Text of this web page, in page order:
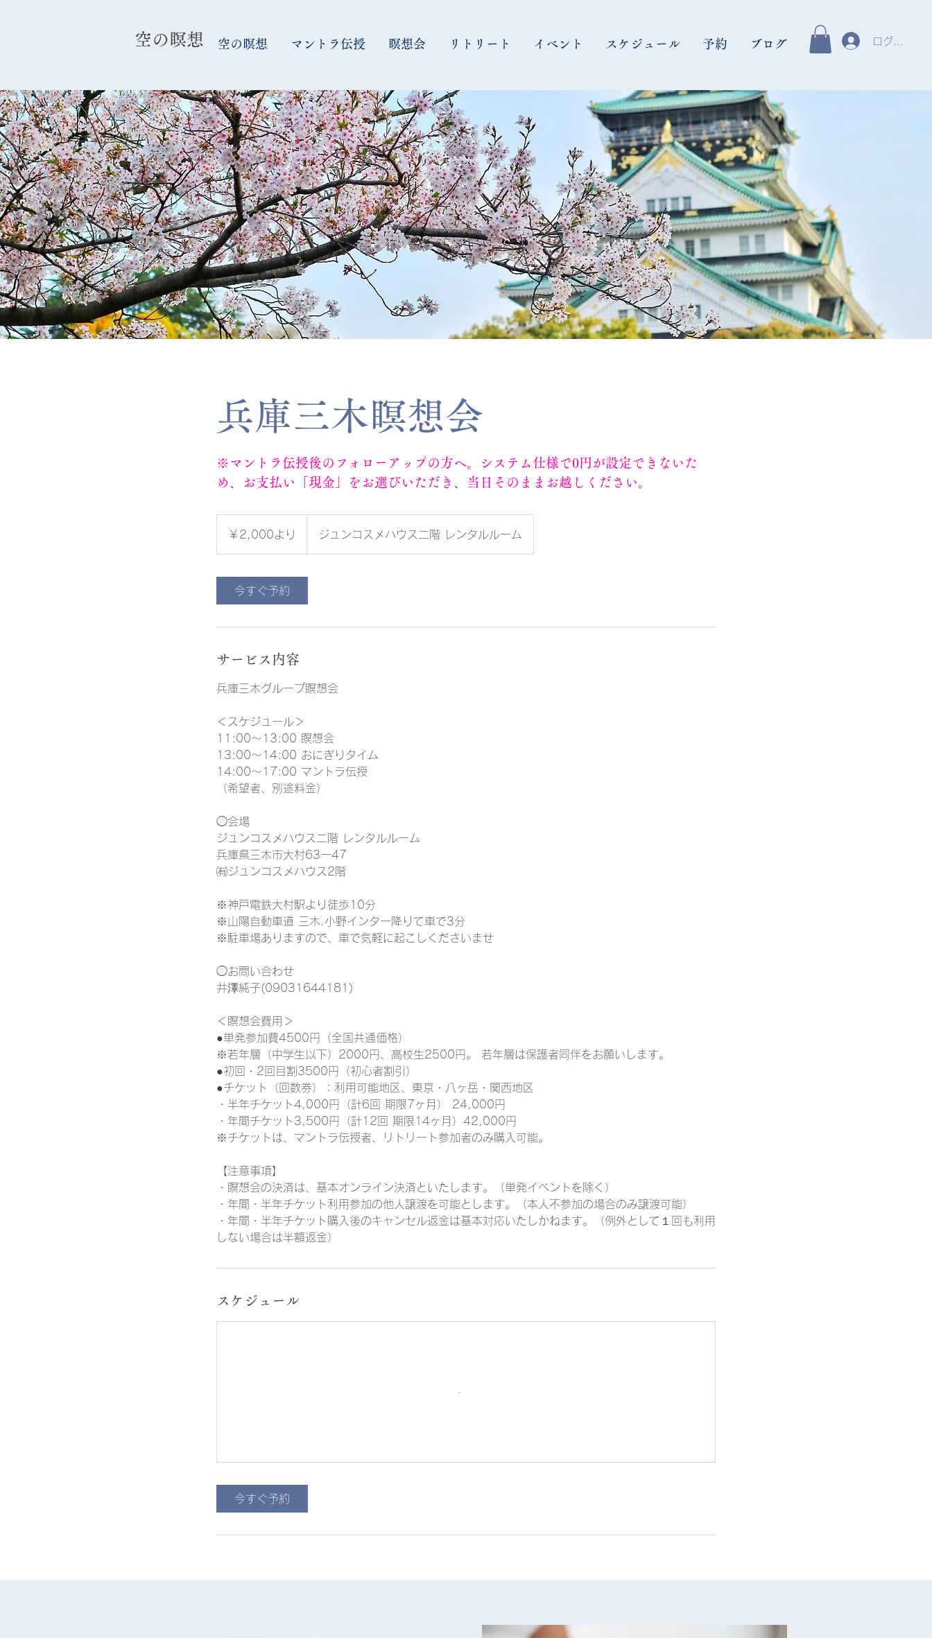
​空の瞑想 空の瞑想 マントラ伝授 瞑想会 リトリート イベント スケジュール 予約 ブログ ログイン
兵庫三木瞑想会
※マントラ伝授後のフォローアップの方へ。システム仕様で0円が設定できないた
め、お支払い「現金」をお選びいただき、当日そのままお越しください。
￥2,000より ジュンコスメハウス二階 レンタルルーム
今すぐ予約
サービス内容
兵庫三木グループ瞑想会
＜スケジュール＞
11:00〜13:00 瞑想会
13:00〜14:00 おにぎりタイム
14:00〜17:00 マントラ伝授
（希望者、別途料金）
◯会場
ジュンコスメハウス二階 レンタルルーム
兵庫県三木市大村63ー47
㈲ジュンコスメハウス2階
※神戸電鉄大村駅より徒歩10分
※山陽自動車道 三木.小野インター降りて車で3分
※駐車場ありますので、車で気軽に起こしくださいませ
◯お問い合わせ
井澤純子(09031644181)
＜瞑想会費用＞
●単発参加費4500円（全国共通価格）
※若年層（中学生以下）2000円、高校生2500円。 若年層は保護者同伴をお願いします。
●初回・2回目割3500円（初心者割引）
●チケット（回数券）：利用可能地区、東京・八ヶ岳・関西地区
・半年チケット4,000円（計6回 期限7ヶ月） 24,000円
・年間チケット3,500円（計12回 期限14ヶ月）42,000円
※チケットは、マントラ伝授者、リトリート参加者のみ購入可能。
【注意事項】
・瞑想会の決済は、基本オンライン決済といたします。（単発イベントを除く）
・年間・半年チケット利用参加の他人譲渡を可能とします。（本人不参加の場合のみ譲渡可能）
・年間・半年チケット購入後のキャンセル返金は基本対応いたしかねます。（例外として１回も利用
しない場合は半額返金）
スケジュール
今すぐ予約